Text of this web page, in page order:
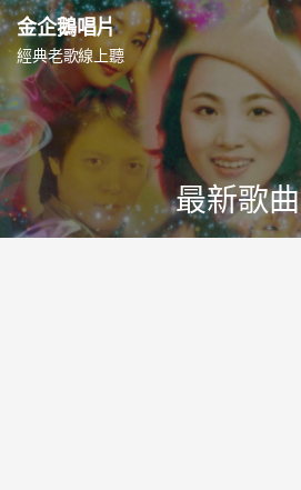
跳
至
主
要
內
容
金企鵝唱片
經典老歌線上聽
最新歌曲